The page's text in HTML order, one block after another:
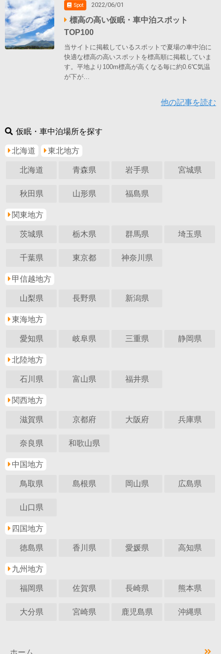
Spot 2022/06/01
標高の高い仮眠・車中泊スポット
TOP100
当サイトに掲載しているスポットで夏場の車中泊に
快適な標高の高いスポットを標高順に掲載していま
す。平地より100m標高が高くなる毎に約0.6℃気温
が下が…
他の記事を読む
仮眠・車中泊場所を探す
北海道 東北地方
北海道 青森県 岩手県 宮城県
秋田県 山形県 福島県
関東地方
茨城県 栃木県 群馬県 埼玉県
千葉県 東京都 神奈川県
甲信越地方
山梨県 長野県 新潟県
東海地方
愛知県 岐阜県 三重県 静岡県
北陸地方
石川県 富山県 福井県
関西地方
滋賀県 京都府 大阪府 兵庫県
奈良県 和歌山県
中国地方
鳥取県 島根県 岡山県 広島県
山口県
四国地方
徳島県 香川県 愛媛県 高知県
九州地方
福岡県 佐賀県 長崎県 熊本県
大分県 宮崎県 鹿児島県 沖縄県
ホーム